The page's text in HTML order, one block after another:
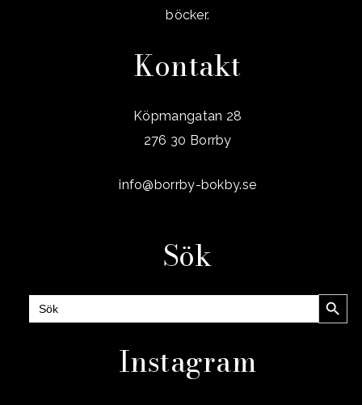
böcker.
Kontakt
Köpmangatan 28
276 30 Borrby
info@borrby-bokby.se
Sök
Sök
efter:
Instagram